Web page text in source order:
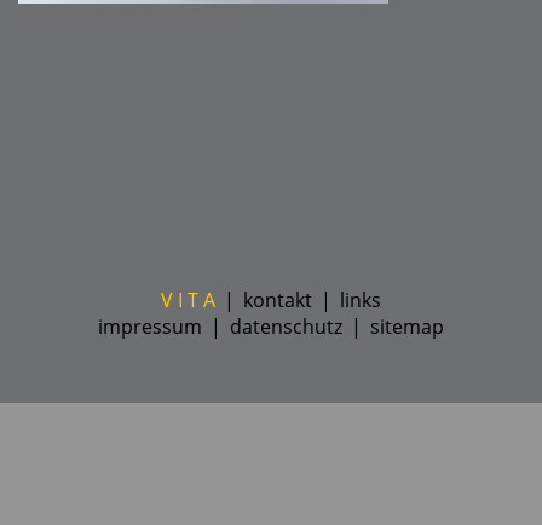
V I T A | kontakt | links
impressum | datenschutz | sitemap